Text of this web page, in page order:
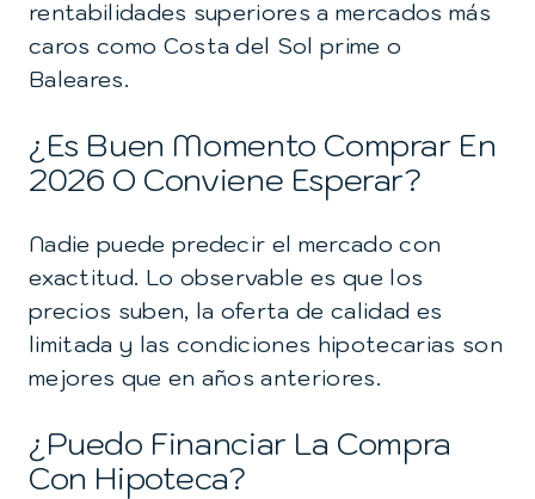
rentabilidades superiores a mercados más
caros como Costa del Sol prime o
Baleares.
¿Es Buen Momento Comprar En
2026 O Conviene Esperar?
Nadie puede predecir el mercado con
exactitud. Lo observable es que los
precios suben, la oferta de calidad es
limitada y las condiciones hipotecarias son
mejores que en años anteriores.
¿Puedo Financiar La Compra
Con Hipoteca?